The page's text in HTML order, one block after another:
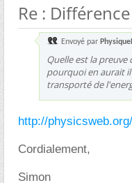
Re :
Envoyé par
Quelle est la
pourquoi en aurait
transporté de
http://
Cordialement,
Simon